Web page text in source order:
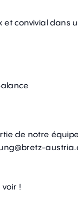
et convivial dans
de notre
!